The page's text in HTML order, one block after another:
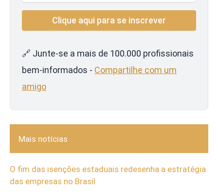
🔗 Junte-se a mais de 100.000 profissionais
bem-informados - Compartilhe com um
amigo
Mais notícias
O fim das isenções estaduais redesenha a estratégia
das empresas no Brasil